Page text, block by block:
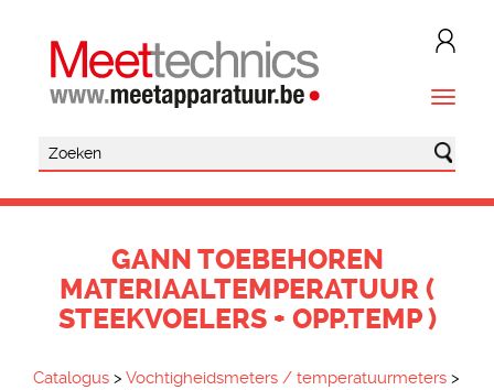
GANN TOEBEHOREN
MATERIAALTEMPERATUUR (
STEEKVOELERS + OPP.TEMP )
Catalogus > Vochtigheidsmeters / temperatuurmeters >